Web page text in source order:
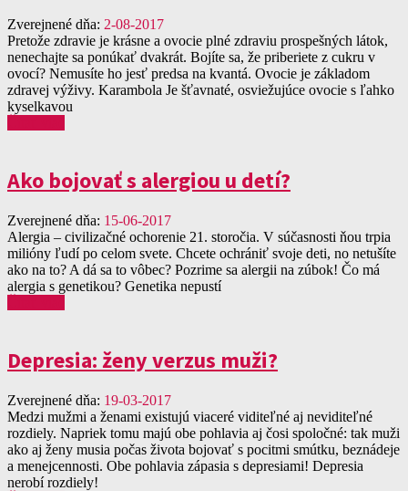
Zverejnené dňa: 2-08-2017
Pretože zdravie je krásne a ovocie plné zdraviu prospešných látok,
nenechajte sa ponúkať dvakrát. Bojíte sa, že priberiete z cukru v
ovocí? Nemusíte ho jesť predsa na kvantá. Ovocie je základom
zdravej výživy. Karambola Je šťavnaté, osviežujúce ovocie s ľahko
kyselkavou
Ako bojovať s alergiou u detí?
Zverejnené dňa: 15-06-2017
Alergia – civilizačné ochorenie 21. storočia. V súčasnosti ňou trpia
milióny ľudí po celom svete. Chcete ochrániť svoje deti, no netušíte
ako na to? A dá sa to vôbec? Pozrime sa alergii na zúbok! Čo má
alergia s genetikou? Genetika nepustí
Depresia: ženy verzus muži?
Zverejnené dňa: 19-03-2017
Medzi mužmi a ženami existujú viaceré viditeľné aj neviditeľné
rozdiely. Napriek tomu majú obe pohlavia aj čosi spoločné: tak muži
ako aj ženy musia počas života bojovať s pocitmi smútku, beznádeje
a menejcennosti. Obe pohlavia zápasia s depresiami! Depresia
nerobí rozdiely!